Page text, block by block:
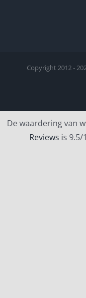
Copyright 2012 -
De waardering van
Reviews is 9.5/